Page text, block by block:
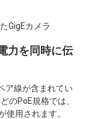
GigEカメラ
力を同時に伝
ア線が含まれてい
のPoE規格では、
使用されます。